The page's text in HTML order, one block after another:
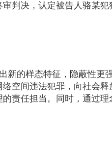
判决，认定被告人骆某
新的样态特征，隐蔽性
空间违法犯罪，向社会
责任担当。同时，通过